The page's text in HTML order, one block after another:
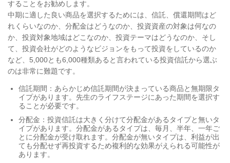
することをお勧めします。
中期に適した良い商品を選択するためには、信託、償還期間はど
れくらいなのか、分配金はどうなのか、投資資産の対象は何なの
か、投資対象地域はどこなのか、投資テーマはどうなのか、そし
て、投資会社がどのようなビジョンをもって投資をしているのか
など、5,000とも6,000種類あると言われている投資信託から選ぶ
のは非常に難題です。
信託期間：あらかじめ信託期間が決まっている商品と無期限タ
イプがあります。先生のライフステージにあった期間を選択す
ることが必要です。
分配金：投資信託は大きく分けて分配金があるタイプと無いタ
イプがあります。分配金があるタイプは、毎月、半年、一年ご
とに分配金が受け取れます。分配金が無いタイプは、利益が出
ても分配せず再投資するため複利的な効果がえられる可能性が
あります。